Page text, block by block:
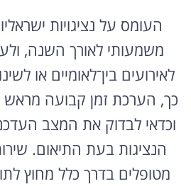
העומס על נציגויות
משמעותי לאורך השנה,
לאירועים בין־לאומיים או
כך, הערכת זמן קבועה מראש
וכדאי לבדוק את המצב
הנציגות בעת התיאום.
מטופלים בדרך כלל מחוץ